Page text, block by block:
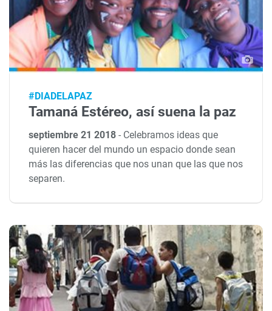
#DIADELAPAZ
Tamaná Estéreo, así suena la paz
septiembre 21 2018- Celebramos ideas que
quieren hacer del mundo un espacio donde sean
más las diferencias que nos unan que las que nos
separen.